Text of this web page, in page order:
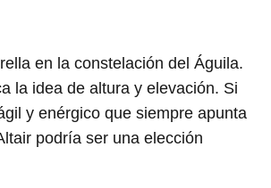
en la constelación del Águila.
la idea de altura y elevación. Si
y enérgico que siempre apunta
podría ser una elección